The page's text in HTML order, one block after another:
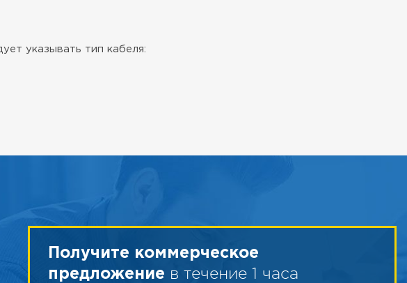
указывать тип кабеля:
Получите коммерческое
предложение в течение 1 часа